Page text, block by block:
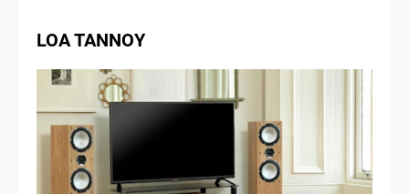
LOA TANNOY